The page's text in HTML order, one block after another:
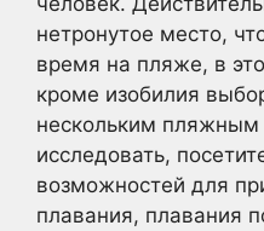
нетронутое место,
время на пляже, в
кроме изобилия
нескольким
исследовать,
возможностей для
плавания, плавания